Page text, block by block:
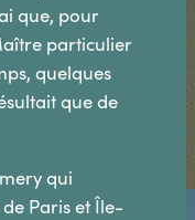
que, pour
particulier
quelques
que de
qui
Paris et Île-